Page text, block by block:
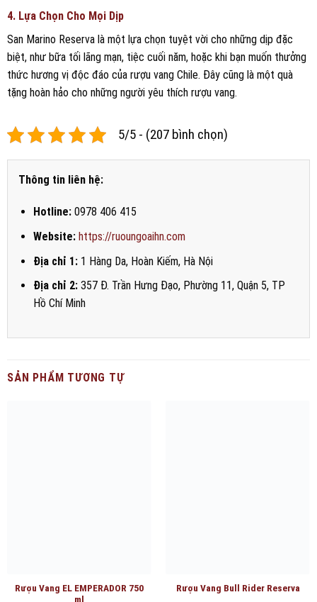
4. Lựa Chọn Cho Mọi Dịp
San Marino Reserva là một lựa chọn tuyệt vời cho những dịp đặc
biệt, như bữa tối lãng mạn, tiệc cuối năm, hoặc khi bạn muốn thưởng
thức hương vị độc đáo của rượu vang Chile. Đây cũng là một quà
tặng hoàn hảo cho những người yêu thích rượu vang.
5/5 - (207 bình chọn)
Thông tin liên hệ:
Hotline:0978 406 415
Website: https://ruoungoaihn.com
Địa chỉ 1:1 Hàng Da, Hoàn Kiếm, Hà Nội
Địa chỉ 2:357 Đ. Trần Hưng Đạo, Phường 11, Quận 5, TP
Hồ Chí Minh
SẢN PHẨM TƯƠNG TỰ
Rượu Vang EL EMPERADOR 750
ml
Rượu Vang Bull Rider Reserva